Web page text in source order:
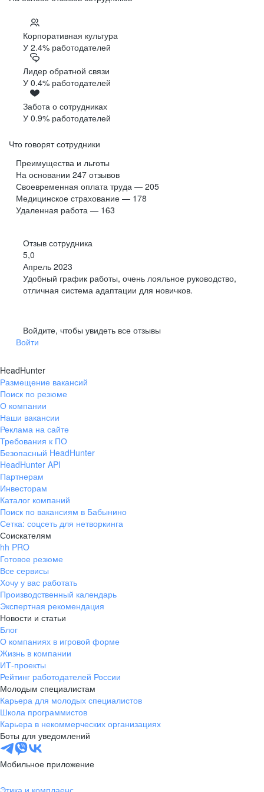
Корпоративная культура
У 2.4% работодателей
Лидер обратной связи
У 0.4% работодателей
Забота о сотрудниках
У 0.9% работодателей
Что говорят сотрудники
Преимущества и льготы
На основании 247 отзывов
Своевременная оплата труда — 205
Медицинское страхование — 178
Удаленная работа — 163
Отзыв сотрудника
5,0
Апрель 2023
Удобный график работы, очень лояльное руководство,
отличная система адаптации для новичков.
Войдите, чтобы увидеть все отзывы
Войти
HeadHunter
Размещение вакансий
Поиск по резюме
О компании
Наши вакансии
Реклама на сайте
Требования к ПО
Безопасный HeadHunter
HeadHunter API
Партнерам
Инвесторам
Каталог компаний
Поиск по вакансиям в Бабынино
Сетка: соцсеть для нетворкинга
Соискателям
hh PRO
Готовое резюме
Все сервисы
Хочу у вас работать
Производственный календарь
Экспертная рекомендация
Новости и статьи
Блог
О компаниях в игровой форме
Жизнь в компании
ИТ-проекты
Рейтинг работодателей России
Молодым специалистам
Карьера для молодых специалистов
Школа программистов
Карьера в некоммерческих организациях
Боты для уведомлений
Мобильное приложение